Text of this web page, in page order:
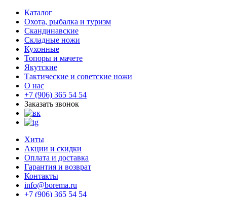
Каталог
Охота, рыбалка и туризм
Скандинавские
Складные ножи
Кухонные
Топоры и мачете
Якутские
Тактические и советские ножи
О нас
+7 (906) 365 54 54
Заказать звонок
Хиты
Акции и скидки
Оплата и доставка
Гарантия и возврат
Контакты
info@borema.ru
+7 (906) 365 54 54